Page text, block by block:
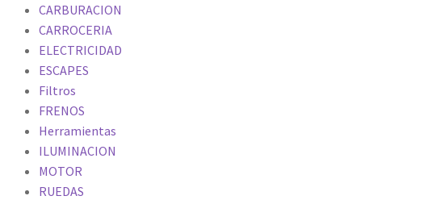
CARBURACION
CARROCERIA
ELECTRICIDAD
ESCAPES
Filtros
FRENOS
Herramientas
ILUMINACION
MOTOR
RUEDAS